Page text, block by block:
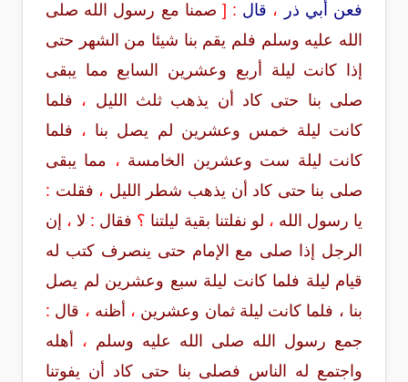
فعن أبي ذر ، قال :
[ صمنا مع رسول الله صلى
الله عليه وسلم فلم يقم بنا شيئا من الشهر حتى
إذا كانت ليلة أربع وعشرين السابع مما يبقى
صلى بنا حتى كاد أن يذهب ثلث الليل ، فلما
كانت ليلة خمس وعشرين لم يصل بنا ، فلما
كانت ليلة ست وعشرين الخامسة ، مما يبقى
صلى بنا حتى كاد أن يذهب شطر الليل ، فقلت :
يا رسول الله ، لو نفلتنا بقية ليلتنا ؟ فقال : لا ، إن
الرجل إذا صلى مع الإمام حتى ينصرف كتب له
قيام ليلة فلما كانت ليلة سبع وعشرين لم يصل
بنا ، فلما كانت ليلة ثمان وعشرين ، أظنه ، قال :
جمع رسول الله صلى الله عليه وسلم ، أهله
واجتمع له الناس فصلى بنا حتى كاد أن يفوتنا